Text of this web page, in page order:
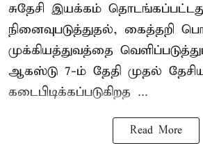
சுதேசி இயக்கம்
நினைவுபடுத்துதல், கைத்தறி
முக்கியத்துவத்தை
ஆகஸ்டு 7-ம் தேதி முதல்
கடைபிடிக்கப்படுகிறத ...
Read More